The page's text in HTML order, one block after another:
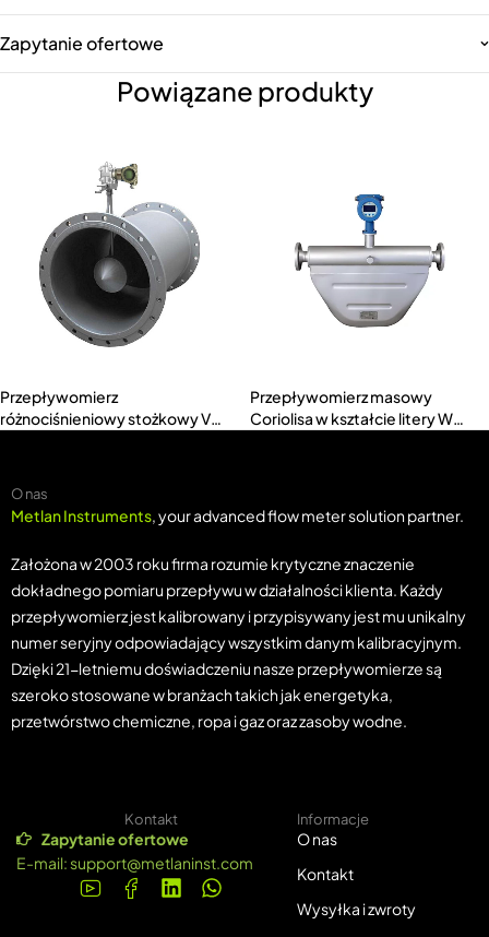
Zapytanie ofertowe
Powiązane produkty
Przepływomierz
różnociśnieniowy stożkowy V
Przepływomierz masowy
Coriolisa w kształcie litery W
O nas
Metlan Instruments, your advanced flow meter solution partner.
Założona w 2003 roku firma rozumie krytyczne znaczenie
dokładnego pomiaru przepływu w działalności klienta. Każdy
przepływomierz jest kalibrowany i przypisywany jest mu unikalny
numer seryjny odpowiadający wszystkim danym kalibracyjnym.
Dzięki 21-letniemu doświadczeniu nasze przepływomierze są
szeroko stosowane w branżach takich jak energetyka,
przetwórstwo chemiczne, ropa i gaz oraz zasoby wodne.
Kontakt
Zapytanie ofertowe
E-mail:support@metlaninst.com
Informacje
O nas
Kontakt
Wysyłka i zwroty